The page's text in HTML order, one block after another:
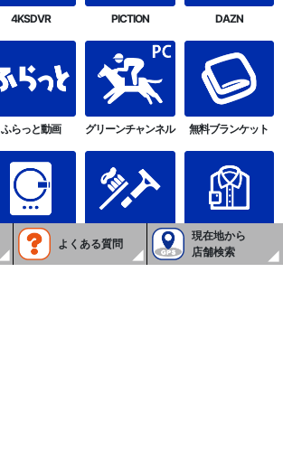
4KSDVR PICTION DAZN
ふらっと動画 グリーンチャンネル 無料ブランケット
ランドリー アメニティセット 衣類販売
よくある質問
現在地から
店舗検索